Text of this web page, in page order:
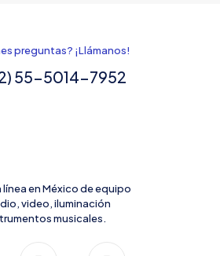
preguntas? ¡Llámanos!
55-5014-7952
línea en México de equipo
video, iluminación
musicales.